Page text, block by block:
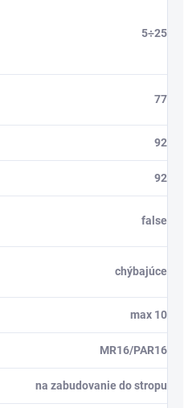
5÷25
77
92
92
false
chýbajúce
max 10
MR16/PAR16
na zabudovanie do stropu